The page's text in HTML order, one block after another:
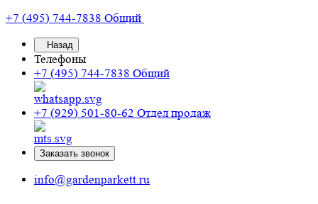
+7 (495) 744-7838 Общий
Назад
Телефоны
+7 (495) 744-7838 Общий
+7 (929) 501-80-62 Отдел продаж
Заказать звонок
info@gardenparkett.ru